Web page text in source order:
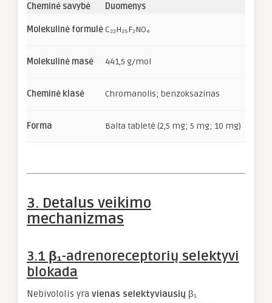
Cheminė savybė Duomenys
Molekulinė formulėC₂₂H₂₅F₂NO₄
Molekulinė masė 441,5 g/mol
Cheminė klasė Chromanolis; benzoksazinas
Forma Balta tabletė (2,5 mg; 5 mg; 10 mg)
3. Detalus veikimo
mechanizmas
3.1 β₁-adrenoreceptorių selektyvi
blokada
Nebivololis yra vienas selektyviausių β₁